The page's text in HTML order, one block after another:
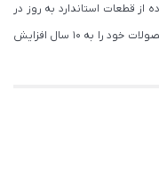
از قطعات استاندارد به روز در
شیرآلات کسری، شرکت کسری گارانتی و ضمانت محصولات خود را به 10 سال افزایش